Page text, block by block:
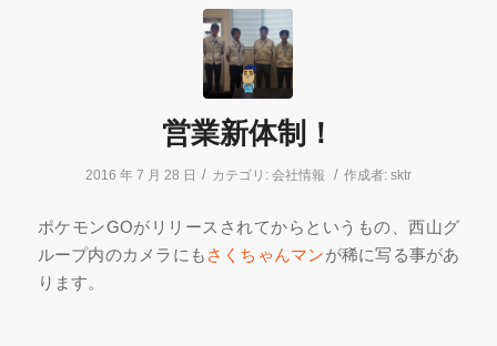
営業新体制！
2016 年 7 月 28 日 / カテゴリ: 会社情報 / 作成者: sktr
ポケモンGOがリリースされてからというもの、西山グ
ループ内のカメラにも さくちゃんマンが稀に写る事があ
ります。